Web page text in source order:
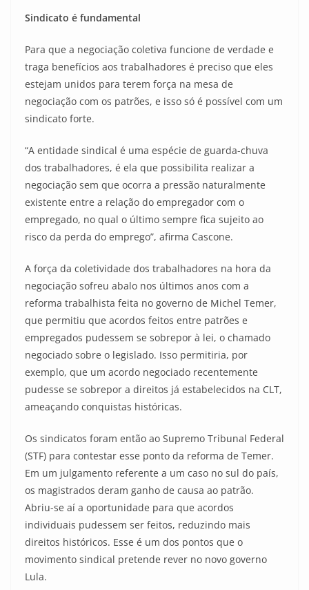
Sindicato é fundamental
Para que a negociação coletiva funcione de verdade e
traga benefícios aos trabalhadores é preciso que eles
estejam unidos para terem força na mesa de
negociação com os patrões, e isso só é possível com um
sindicato forte.
“A entidade sindical é uma espécie de guarda-chuva
dos trabalhadores, é ela que possibilita realizar a
negociação sem que ocorra a pressão naturalmente
existente entre a relação do empregador com o
empregado, no qual o último sempre fica sujeito ao
risco da perda do emprego”, afirma Cascone.
A força da coletividade dos trabalhadores na hora da
negociação sofreu abalo nos últimos anos com a
reforma trabalhista feita no governo de Michel Temer,
que permitiu que acordos feitos entre patrões e
empregados pudessem se sobrepor à lei, o chamado
negociado sobre o legislado. Isso permitiria, por
exemplo, que um acordo negociado recentemente
pudesse se sobrepor a direitos já estabelecidos na CLT,
ameaçando conquistas históricas.
Os sindicatos foram então ao Supremo Tribunal Federal
(STF) para contestar esse ponto da reforma de Temer.
Em um julgamento referente a um caso no sul do país,
os magistrados deram ganho de causa ao patrão.
Abriu-se aí a oportunidade para que acordos
individuais pudessem ser feitos, reduzindo mais
direitos históricos. Esse é um dos pontos que o
movimento sindical pretende rever no novo governo
Lula.